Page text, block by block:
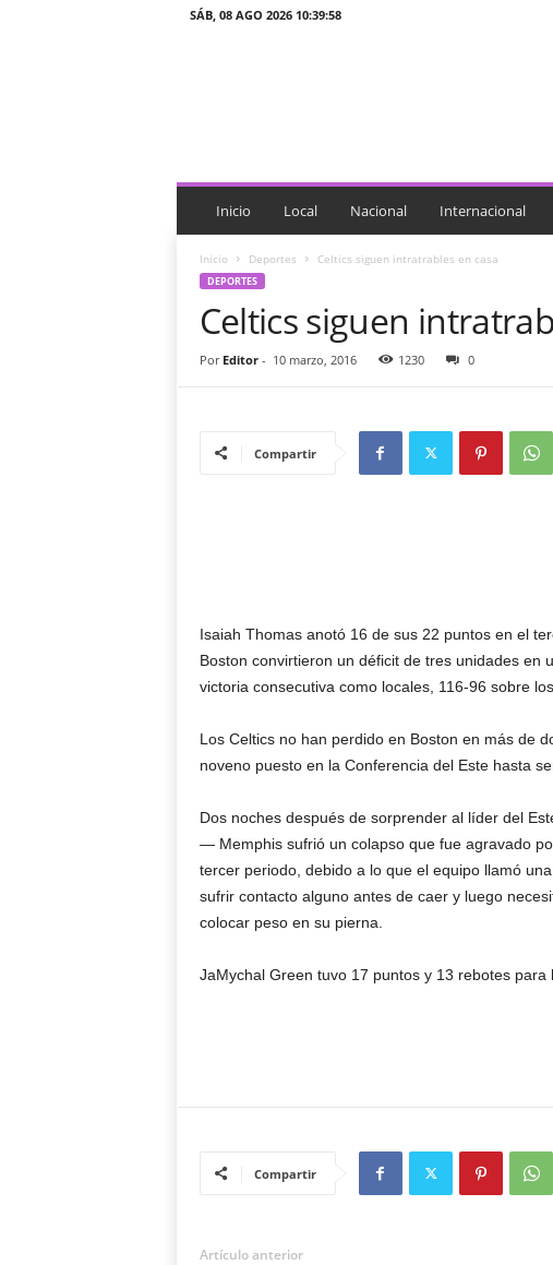
SÁB, 08 AGO 2026 10:39:58
c
a
Inicio Local Nacional Internacional
Inicio Deportes Celtics siguen intratrables en casa
DEPORTES
Celtics siguen
Por Editor- 10 marzo, 2016 1230 0
Compartir
Isaiah Thomas anotó 16 de sus 22 puntos en el
Boston convirtieron un déficit de tres unidades en
victoria consecutiva como locales, 116-96 sobre
Los Celtics no han perdido en Boston en más de
noveno puesto en la Conferencia del Este hasta
Dos noches después de sorprender al líder del
— Memphis sufrió un colapso que fue agravado
tercer periodo, debido a lo que el equipo llamó
sufrir contacto alguno antes de caer y luego
colocar peso en su pierna.
JaMychal Green tuvo 17 puntos y 13 rebotes para
Compartir
Artículo anterior